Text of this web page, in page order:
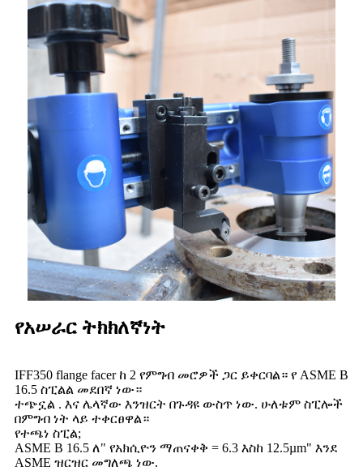
የአሠራር ትክክለኛነት
IFF350 flange facer ከ 2 የምግብ መሮዎች ጋር ይቀርባል። የ ASME B
16.5 ስፒልል መደበኛ ነው።
ተጭኗል . እና ሌላኛው እንዝርት በጉዳዩ ውስጥ ነው. ሁለቱም ስፒሎች
በምግብ ነት ላይ ተቀርፀዋል።
የተጫነ ስፒል;
ASME B 16.5 ለ" የአክሲዮን ማጠናቀቅ = 6.3 እስከ 12.5µm" እንደ
ASME ዝርዝር መግለጫ ነው.